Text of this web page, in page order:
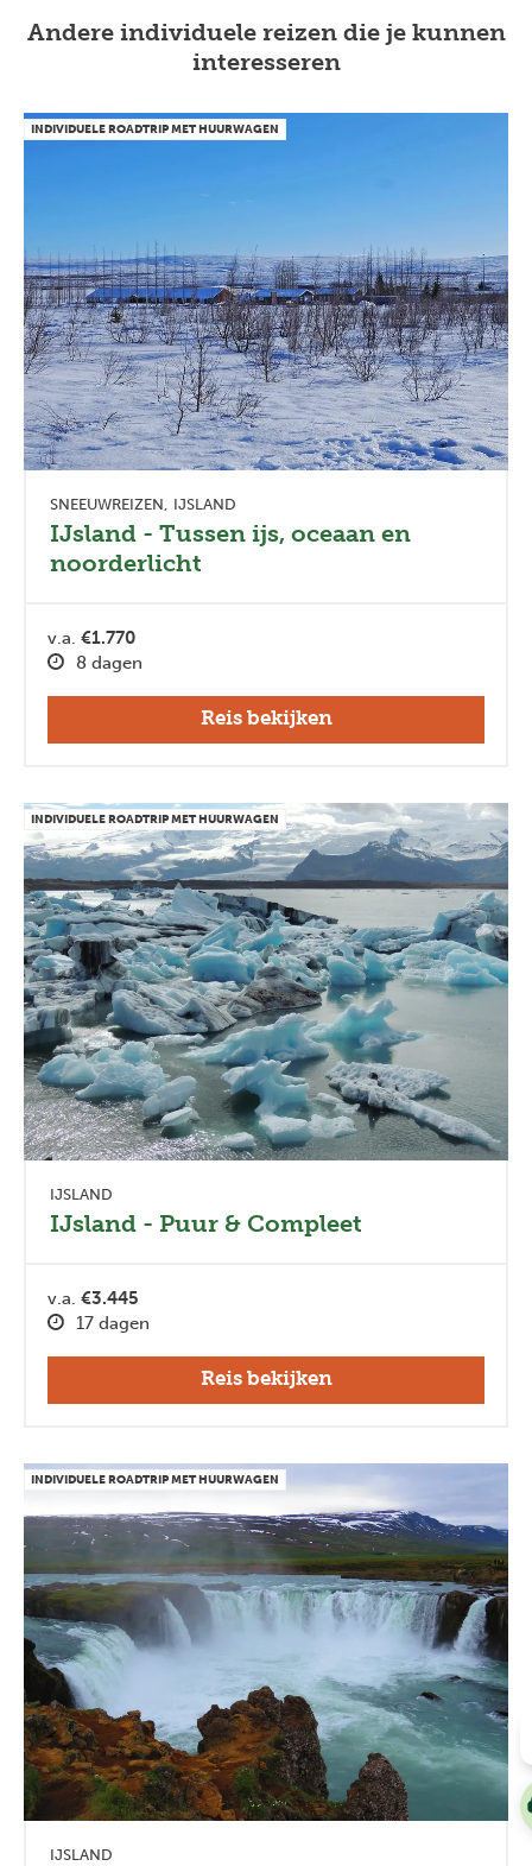
Andere individuele reizen die je kunnen
interesseren
INDIVIDUELE ROADTRIP MET HUURWAGEN
SNEEUWREIZEN IJSLAND
IJsland - Tussen ijs, oceaan en
noorderlicht
v.a. €1.770
8 dagen
Reis bekijken
INDIVIDUELE ROADTRIP MET HUURWAGEN
IJSLAND
IJsland - Puur & Compleet
v.a. €3.445
17 dagen
Reis bekijken
INDIVIDUELE ROADTRIP MET HUURWAGEN
IJSLAND